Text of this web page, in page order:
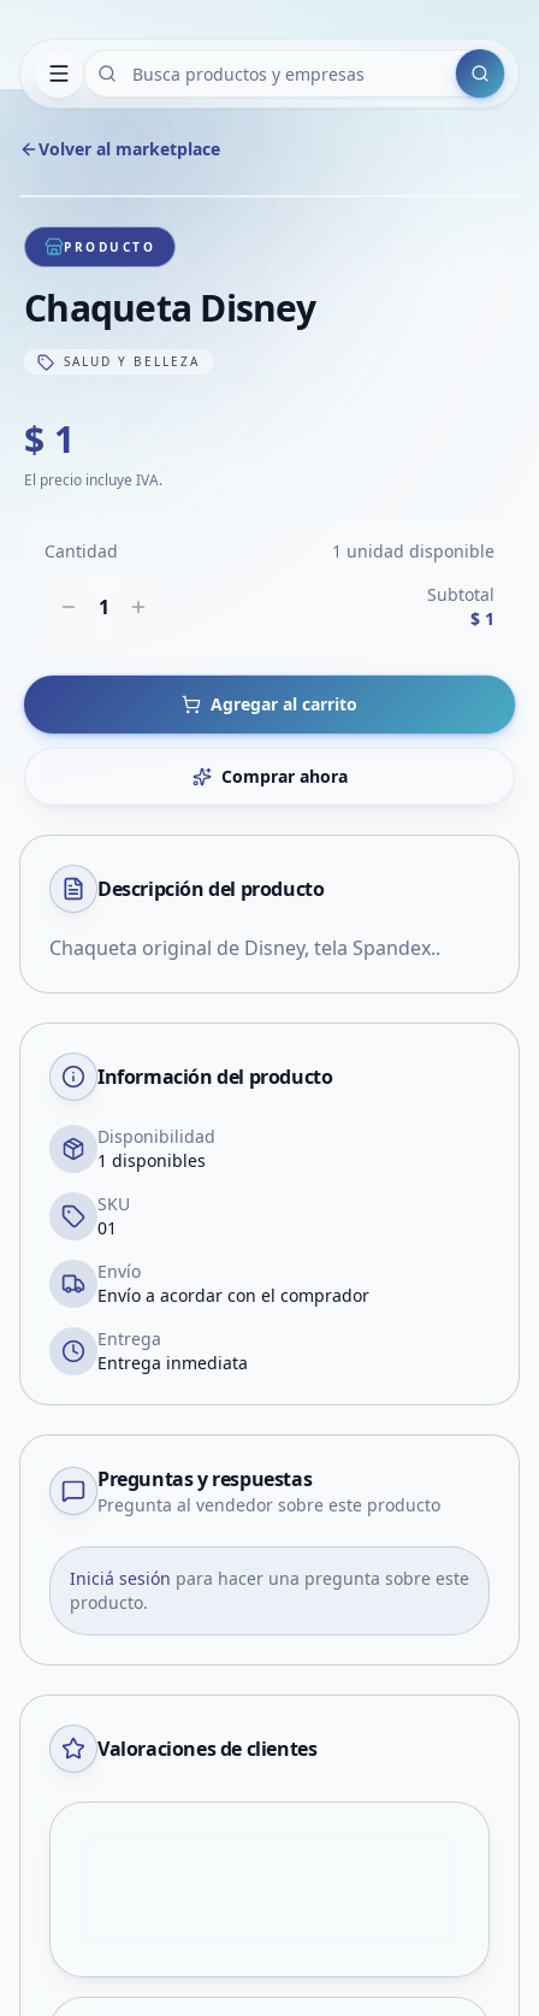
Buscar
Volver al marketplace
1/1
PRODUCTO
Chaqueta Disney
SALUD Y BELLEZA
$ 1
El precio incluye IVA.
Cantidad 1 unidad disponible
1
Subtotal
$ 1
Agregar al carrito
Comprar ahora
Descripción del producto
Chaqueta original de Disney, tela Spandex..
Información del producto
Disponibilidad
1 disponibles
SKU
01
Envío
Envío a acordar con el comprador
Entrega
Entrega inmediata
Preguntas y respuestas
Pregunta al vendedor sobre este producto
Iniciá sesión para hacer una pregunta sobre este
producto.
Valoraciones de clientes